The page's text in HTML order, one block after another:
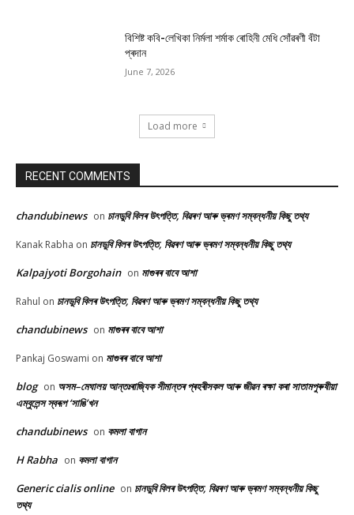
বিশিষ্ট কবি-লেখিকা নিৰ্মলা শৰ্মাক ৰোহিনী মেধি সোঁৱৰণী বঁটা
প্ৰদান
June 7, 2026
Load more
RECENT COMMENTS
chandubinews on চানডুবি বিলৰ উৎপত্তি, বিৱৰণ আৰু ভ্ৰমণ সম্বন্ধনীয় কিছু তথ্য
Kanak Rabha on চানডুবি বিলৰ উৎপত্তি, বিৱৰণ আৰু ভ্ৰমণ সম্বন্ধনীয় কিছু তথ্য
Kalpajyoti Borgohain on মাগুৰৰ বাবে আশা
Rahul on চানডুবি বিলৰ উৎপত্তি, বিৱৰণ আৰু ভ্ৰমণ সম্বন্ধনীয় কিছু তথ্য
chandubinews on মাগুৰৰ বাবে আশা
Pankaj Goswami on মাগুৰৰ বাবে আশা
blog on অসম–মেঘালয় আন্তঃৰাজ্যিক সীমান্তৰ প্ৰহৰীসকল আৰু জীৱন ৰক্ষা কৰা সাতামপুৰুষীয়া
এম্বুলেন্স স্বৰূপ ‘সাঙি’খন
chandubinews on কমলা বাগান
H Rabha on কমলা বাগান
Generic cialis online on চানডুবি বিলৰ উৎপত্তি, বিৱৰণ আৰু ভ্ৰমণ সম্বন্ধনীয় কিছু
তথ্য